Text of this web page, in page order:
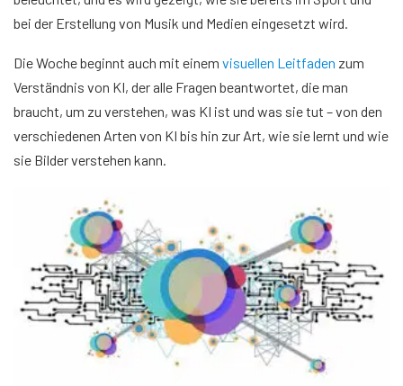
bei der Erstellung von Musik und Medien eingesetzt wird.
Die Woche beginnt auch mit einem visuellen Leitfaden zum
Verständnis von KI, der alle Fragen beantwortet, die man
braucht, um zu verstehen, was KI ist und was sie tut – von den
verschiedenen Arten von KI bis hin zur Art, wie sie lernt und wie
sie Bilder verstehen kann.